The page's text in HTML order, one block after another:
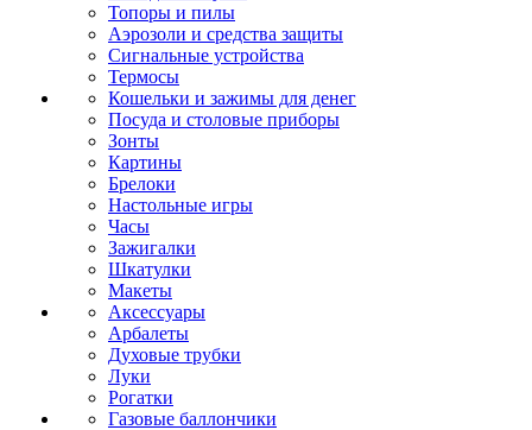
Топоры и пилы
Аэрозоли и средства защиты
Сигнальные устройства
Термосы
Кошельки и зажимы для денег
Посуда и столовые приборы
Зонты
Картины
Брелоки
Настольные игры
Часы
Зажигалки
Шкатулки
Макеты
Аксессуары
Арбалеты
Духовые трубки
Луки
Рогатки
Газовые баллончики